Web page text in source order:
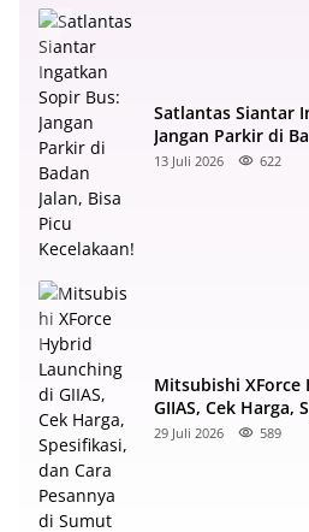
Satlantas Siantar
Jangan Parkir di
Kecelakaan!
13 Juli 2026 622
Mitsubishi
GIIAS, Cek Harga,
Pesannya di Sumut
29 Juli 2026 589